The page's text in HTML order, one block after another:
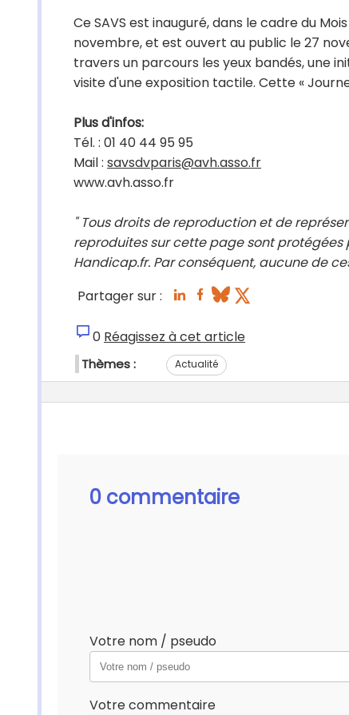
Ce SAVS est inauguré, dans le cadre du
novembre, et est ouvert au public le 27
travers un parcours les yeux bandés, une
visite d'une exposition tactile. Cette «
Plus d'infos:
Tél. : 01 40 44 95 95
Mail : savsdvparis@avh.asso.fr
www.avh.asso.fr
" Tous droits de reproduction et de
reproduites sur cette page sont
Handicap.fr. Par conséquent, aucune de
Partager sur :
0 Réagissez à cet article
Thèmes : Actualité
0 commentaire
Votre nom / pseudo
Votre commentaire